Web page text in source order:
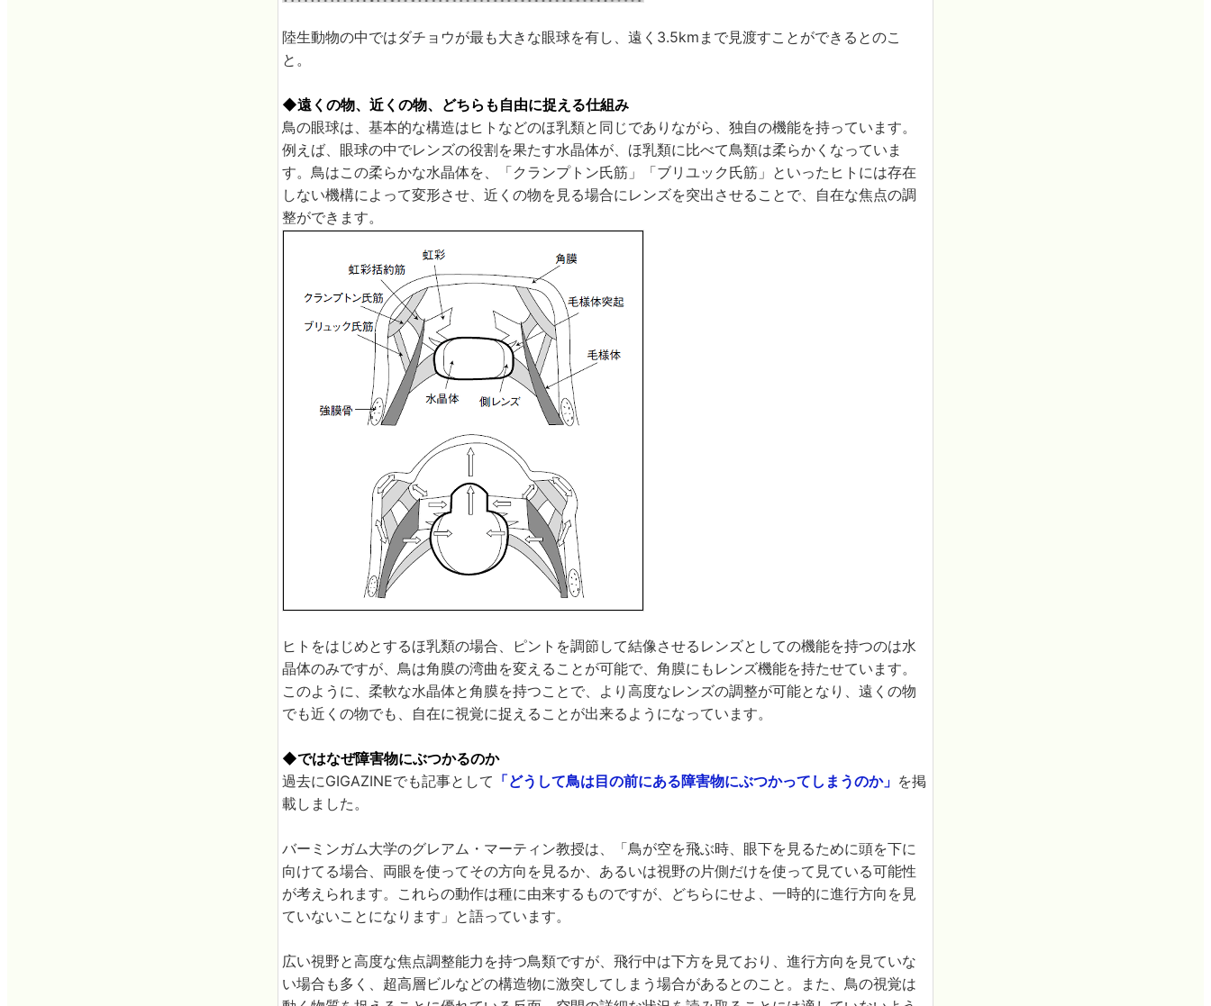
陸生動物の中ではダチョウが最も大きな眼球を有し、遠く3.5kmまで見渡すことができるとのこ
と。
◆遠くの物、近くの物、どちらも自由に捉える仕組み
鳥の眼球は、基本的な構造はヒトなどのほ乳類と同じでありながら、独自の機能を持っています。
例えば、眼球の中でレンズの役割を果たす水晶体が、ほ乳類に比べて鳥類は柔らかくなっていま
す。鳥はこの柔らかな水晶体を、「クランプトン氏筋」「ブリユック氏筋」といったヒトには存在
しない機構によって変形させ、近くの物を見る場合にレンズを突出させることで、自在な焦点の調
整ができます。
ヒトをはじめとするほ乳類の場合、ピントを調節して結像させるレンズとしての機能を持つのは水
晶体のみですが、鳥は角膜の湾曲を変えることが可能で、角膜にもレンズ機能を持たせています。
このように、柔軟な水晶体と角膜を持つことで、より高度なレンズの調整が可能となり、遠くの物
でも近くの物でも、自在に視覚に捉えることが出来るようになっています。
◆ではなぜ障害物にぶつかるのか
過去にGIGAZINEでも記事として 「どうして鳥は目の前にある障害物にぶつかってしまうのか」 を掲
載しました。
バーミンガム大学のグレアム・マーティン教授は、「鳥が空を飛ぶ時、眼下を見るために頭を下に
向けてる場合、両眼を使ってその方向を見るか、あるいは視野の片側だけを使って見ている可能性
が考えられます。これらの動作は種に由来するものですが、どちらにせよ、一時的に進行方向を見
ていないことになります」と語っています。
広い視野と高度な焦点調整能力を持つ鳥類ですが、飛行中は下方を見ており、進行方向を見ていな
い場合も多く、超高層ビルなどの構造物に激突してしまう場合があるとのこと。また、鳥の視覚は